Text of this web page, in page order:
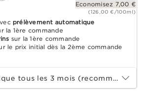
Economisez 7,00 €
(126,00 €/100ml)
prélèvement automatique
la 1ère commande
sur la 1ère commande
le prix initial dès la 2ème commande
Envoi automatique tous les 3 mois (recommandé)